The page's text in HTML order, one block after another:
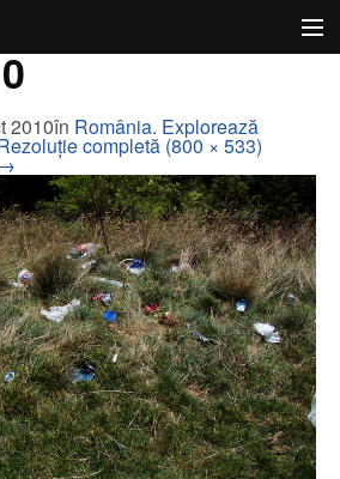
2010în România. Explorează
completă (800 × 533)
→